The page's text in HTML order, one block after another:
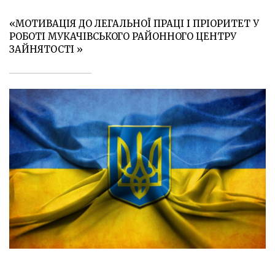
«МОТИВАЦІЯ ДО ЛЕГАЛЬНОЇ ПРАЦІ І ПРІОРИТЕТ У
РОБОТІ МУКАЧІВСЬКОГО РАЙОННОГО ЦЕНТРУ
ЗАЙНЯТОСТІ »